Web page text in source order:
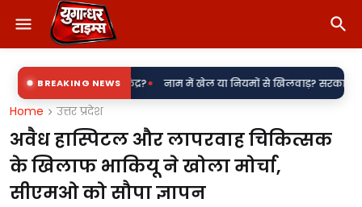
BREAKING NEWS
बिजली उपकेंद्र?• नाम में खेल या नियमों से खिलवाड़? सरकारी शिलापट्टों पर
Home उत्तर प्रदेश
अवैध हास्पिटल और लापरवाह चिकित्सक
के खिलाफ भाकियू ने खोला मोर्चा,
सीएमओ को सौपा ज्ञापन